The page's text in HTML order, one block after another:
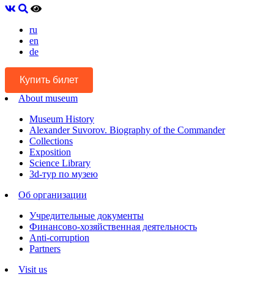
ru
en
de
Купить билет
About museum
Museum History
Alexander Suvorov. Biography of the Commander
Collections
Exposition
Science Library
3d-тур по музею
Об организации
Учредительные документы
Финансово-хозяйственная деятельность
Anti-corruption
Partners
Visit us